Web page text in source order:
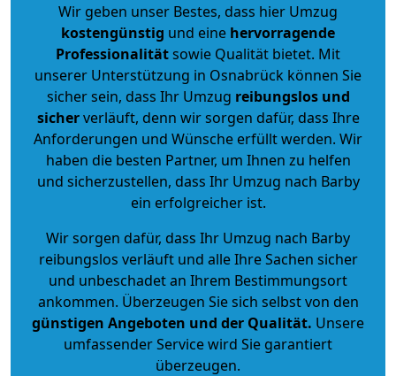
Wir geben unser Bestes, dass hier Umzug
kostengünstig und eine hervorragende
Professionalitätsowie Qualität bietet. Mit
unserer Unterstützung in Osnabrück können Sie
sicher sein, dass Ihr Umzug reibungslos und
sicherverläuft, denn wir sorgen dafür, dass Ihre
Anforderungen und Wünsche erfüllt werden. Wir
haben die besten Partner, um Ihnen zu helfen
und sicherzustellen, dass Ihr Umzug nach Barby
ein erfolgreicher ist.
Wir sorgen dafür, dass Ihr Umzug nach Barby
reibungslos verläuft und alle Ihre Sachen sicher
und unbeschadet an Ihrem Bestimmungsort
ankommen. Überzeugen Sie sich selbst von den
günstigen Angeboten und der Qualität. Unsere
umfassender Service wird Sie garantiert
überzeugen.